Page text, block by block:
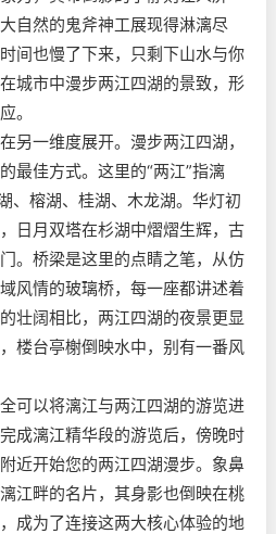
自然的鬼斧神工展现得淋漓尽
间也慢了下来，只剩下山水与你
城市中漫步两江四湖的景致，形
。
另一维度展开。漫步两江四湖，
最佳方式。这里的“两江”指漓
、榕湖、桂湖、木龙湖。华灯初
日月双塔在杉湖中熠熠生辉，古
。桥梁是这里的点睛之笔，从仿
风情的玻璃桥，每一座都讲述着
壮阔相比，两江四湖的夜景更显
楼台亭榭倒映水中，别有一番风
可以将漓江与两江四湖的游览进
成漓江精华段的游览后，傍晚时
近开始您的两江四湖漫步。象鼻
江畔的名片，其身影也倒映在桃
成为了连接这两大核心体验的地